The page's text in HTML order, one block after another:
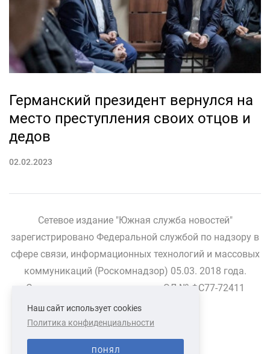
Германский президент вернулся на
место преступления своих отцов и
дедов
02.02.2023
Сетевое издание "Южная служба новостей"
зарегистрировано Федеральной службой по надзору в
сфере связи, информационных технологий и массовых
коммуникаций (Роскомнадзор) 05.03. 2018 года.
Свидетельство о регистрации ЭЛ № ФС77-72411
СВЯЗАТЬСЯ С НАМИ
Наш сайт использует cookies
Политика конфиденциальности
ПОНЯЛ